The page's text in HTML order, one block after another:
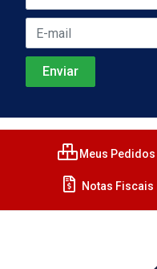
Meus Pedidos
Notas Fiscais